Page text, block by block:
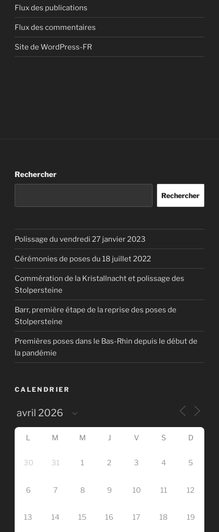
Flux des publications
Flux des commentaires
Site de WordPress-FR
Rechercher
Rechercher
Polissage du vendredi 27 janvier 2023
Cérémonies de poses du 18 juillet 2022
Commération de la Kristallnacht et polissage des
Stolpersteine
Barr, première étape de la reprise des poses de
Stolpersteine
Premières poses dans le Bas-Rhin depuis le début de
la pandémie
CALENDRIER
L M M J V S D
30 31 1 2 3 4 5
6 7 8 9 10 11 12
13 14 15 16 17 18 19